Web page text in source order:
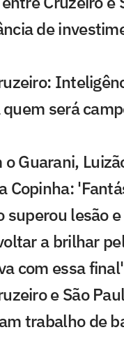
de
será
o Guarani,
Copinha:
superou lesão
a brilhar
com essa final'
e São
trabalho de